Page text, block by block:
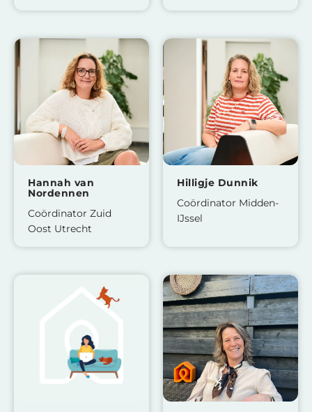
Hannah van
Nordennen
Coördinator Zuid
Oost Utrecht
Hilligje Dunnik
Coördinator Midden-
IJssel